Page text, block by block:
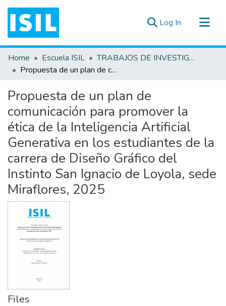
Log In (current)
All of DSpace
Statistics
Documentos ▾
Home Escuela ISIL
TRABAJOS DE INVESTIGACIÓN
Propuesta de un plan de comunicación para promover la ética de la Inteligencia Artificial Generativa en los estudiantes de la carrera de Diseño Gráfico del Instinto San Ignacio de Loyola, sede Miraflores, 2025
Propuesta de un plan de
comunicación para promover la
ética de la Inteligencia Artificial
Generativa en los estudiantes de la
carrera de Diseño Gráfico del
Instinto San Ignacio de Loyola, sede
Miraflores, 2025
Files